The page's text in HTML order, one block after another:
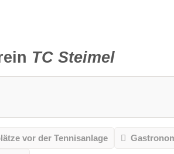
TC Steimel
vor der Tennisanlage